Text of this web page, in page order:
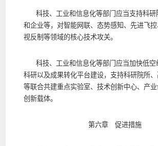
科技、工业和信息化等部门应当支持科研
和企业等，对智能网联、态势感知、先进飞
视反制等领域的核心技术攻关。
科技、工业和信息化等部门应当加快低空
科研以及成果转化平台建设，支持科研院所
等联合共建重点实验室、技术创新中心、产
创新载体。
第六章 促进措施